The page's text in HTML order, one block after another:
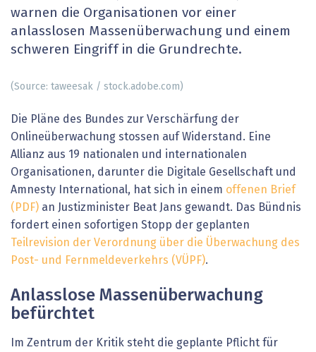
warnen die Organisationen vor einer
anlasslosen Massenüberwachung und einem
schweren Eingriff in die Grundrechte.
(Source: taweesak / stock.adobe.com)
Die Pläne des Bundes zur Verschärfung der
Onlineüberwachung stossen auf Widerstand. Eine
Allianz aus 19 nationalen und internationalen
Organisationen, darunter die Digitale Gesellschaft und
Amnesty International, hat sich in einem offenen Brief
(PDF) an Justizminister Beat Jans gewandt. Das Bündnis
fordert einen sofortigen Stopp der geplanten
Teilrevision der Verordnung über die Überwachung des
Post- und Fernmeldeverkehrs (VÜPF).
Anlasslose Massenüberwachung
befürchtet
Im Zentrum der Kritik steht die geplante Pflicht für